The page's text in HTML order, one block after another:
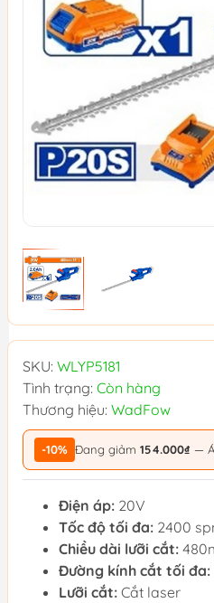
SKU: WLYP5181
Tình trạng: Còn hàng
Thương hiệu: WadFow
-10% Đang giảm 154.000₫ —
Điện áp: 20V
Tốc độ tối đa: 2400
Chiều dài lưỡi cắt:
Đường kính cắt tối đa:
Lưỡi cắt: Cắt laser